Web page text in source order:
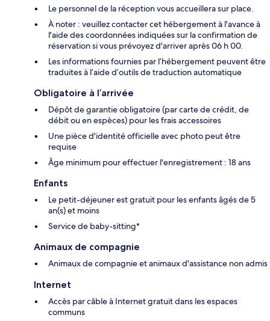
Le personnel de la réception vous accueillera sur place.
À noter : veuillez contacter cet hébergement à l'avance à
l'aide des coordonnées indiquées sur la confirmation de
réservation si vous prévoyez d'arriver après 06 h 00.
Les informations fournies par l’hébergement peuvent être
traduites à l’aide d’outils de traduction automatique
Obligatoire à l’arrivée
Dépôt de garantie obligatoire (par carte de crédit, de
débit ou en espèces) pour les frais accessoires
Une pièce d'identité officielle avec photo peut être
requise
Âge minimum pour effectuer l'enregistrement : 18 ans
Enfants
Le petit-déjeuner est gratuit pour les enfants âgés de 5
an(s) et moins
Service de baby-sitting*
Animaux de compagnie
Animaux de compagnie et animaux d'assistance non admis
Internet
Accès par câble à Internet gratuit dans les espaces
communs